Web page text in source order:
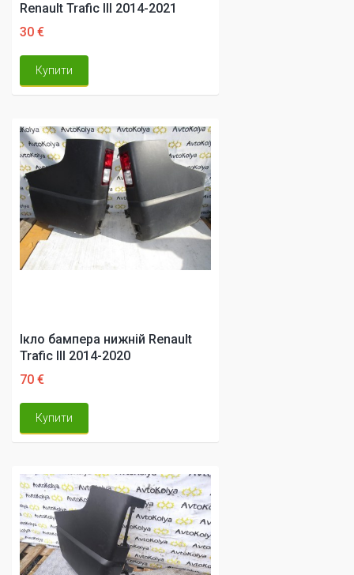
Renault Trafic III 2014-2021
30 €
Купити
Ікло бампера нижній Renault
Trafic III 2014-2020
70 €
Купити